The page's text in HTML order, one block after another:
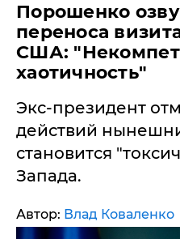
Порошенко
переноса
США:
хаотичность"
Экс-президент
действий
становится
Запада.
Автор: Влад Коваленко